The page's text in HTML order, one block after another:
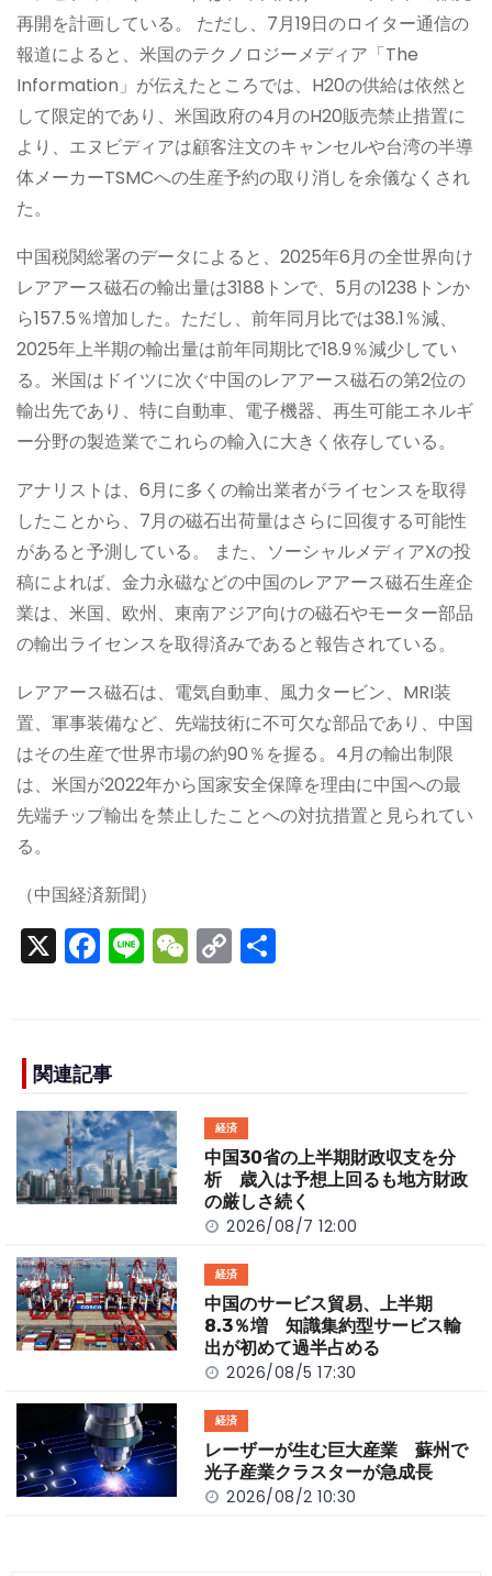
再開を計画している。 ただし、7月19日のロイター通信の
報道によると、米国のテクノロジーメディア「The
Information」が伝えたところでは、H20の供給は依然と
して限定的であり、米国政府の4月のH20販売禁止措置に
より、エヌビディアは顧客注文のキャンセルや台湾の半導
体メーカーTSMCへの生産予約の取り消しを余儀なくされ
た。
中国税関総署のデータによると、2025年6月の全世界向け
レアアース磁石の輸出量は3188トンで、5月の1238トンか
ら157.5％増加した。ただし、前年同月比では38.1％減、
2025年上半期の輸出量は前年同期比で18.9％減少してい
る。米国はドイツに次ぐ中国のレアアース磁石の第2位の
輸出先であり、特に自動車、電子機器、再生可能エネルギ
ー分野の製造業でこれらの輸入に大きく依存している。
アナリストは、6月に多くの輸出業者がライセンスを取得
したことから、7月の磁石出荷量はさらに回復する可能性
があると予測している。 また、ソーシャルメディアXの投
稿によれば、金力永磁などの中国のレアアース磁石生産企
業は、米国、欧州、東南アジア向けの磁石やモーター部品
の輸出ライセンスを取得済みであると報告されている。
レアアース磁石は、電気自動車、風力タービン、MRI装
置、軍事装備など、先端技術に不可欠な部品であり、中国
はその生産で世界市場の約90％を握る。4月の輸出制限
は、米国が2022年から国家安全保障を理由に中国への最
先端チップ輸出を禁止したことへの対抗措置と見られてい
る。
（中国経済新聞）
X F
a
e
b
o
o
k
Li
n
W
e
C
o
n
k
関連記事
経済
中国30省の上半期財政収支を分
析 歳入は予想上回るも地方財政
の厳しさ続く
2026/08/7 12:00
経済
中国のサービス貿易、上半期
8.3％増 知識集約型サービス輸
出が初めて過半占める
2026/08/5 17:30
経済
レーザーが生む巨大産業 蘇州で
光子産業クラスターが急成長
2026/08/2 10:30